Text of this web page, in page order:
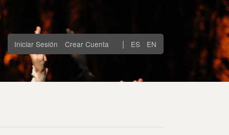
Iniciar Sesión Crear Cuenta | ES EN